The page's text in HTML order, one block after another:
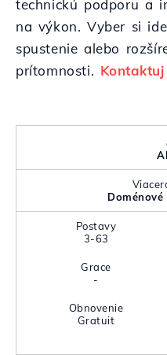
technickú podporu a
na výkon. Vyber si
spustenie alebo
prítomnosti.
Postavy
3-63
Grace
-
Obnovenie
Gratuit